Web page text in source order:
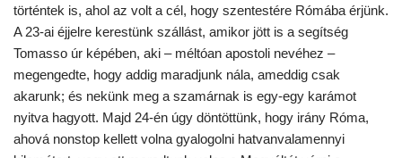
történtek is, ahol az volt a cél, hogy szentestére Rómába érjünk.
A 23-ai éjjelre kerestünk szállást, amikor jött is a segítség
Tomasso úr képében, aki – méltóan apostoli nevéhez –
megengedte, hogy addig maradjunk nála, ameddig csak
akarunk; és nekünk meg a szamárnak is egy-egy karámot
nyitva hagyott. Majd 24-én úgy döntöttünk, hogy irány Róma,
ahová nonstop kellett volna gyalogolni hatvanvalamennyi